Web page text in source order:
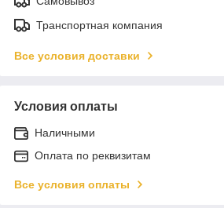
Транспортная компания
Все условия доставки
Условия оплаты
Наличными
Оплата по реквизитам
Все условия оплаты